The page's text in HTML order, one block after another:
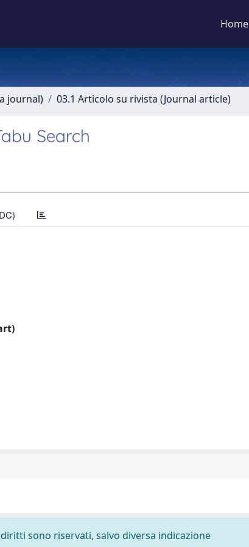
Home
journal) 03.1 Articolo su rivista (Journal article)
Search
sono riservati, salvo diversa indicazione